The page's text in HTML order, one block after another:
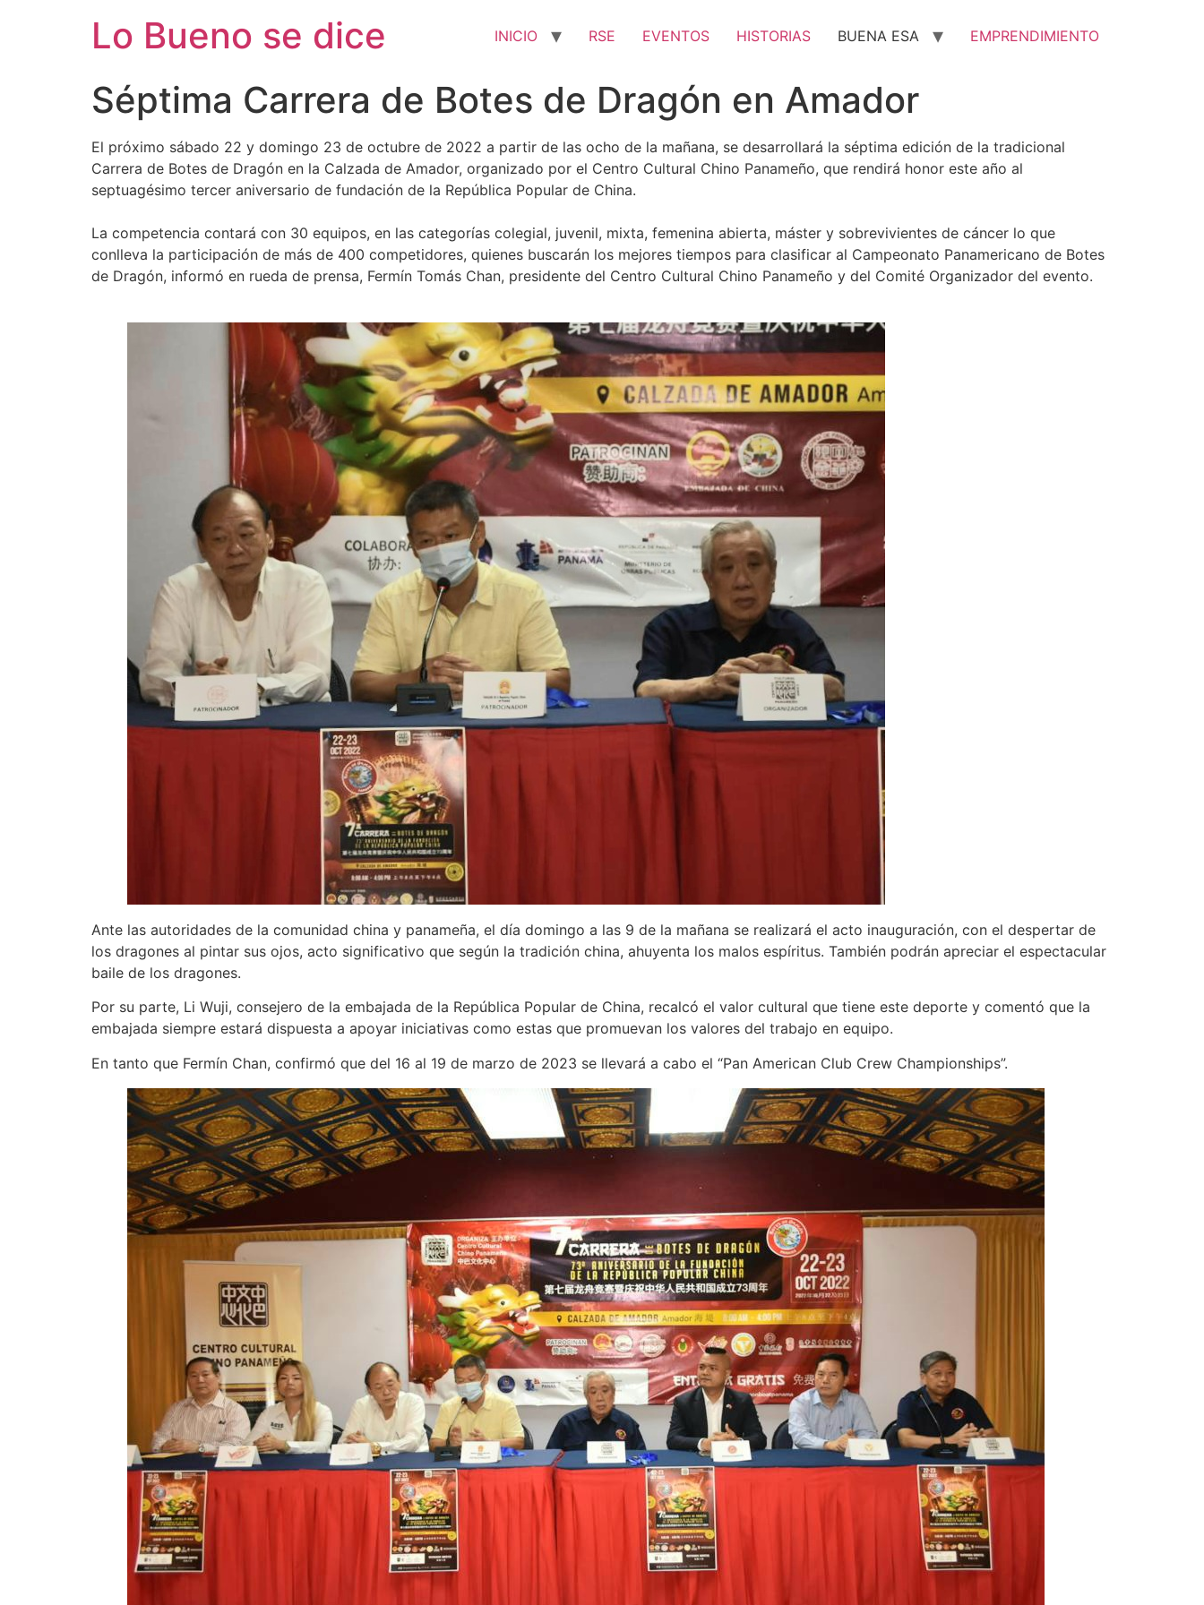
Lo Bueno se dice INICIO RSE EVENTOS HISTORIAS BUENA ESA EMPRENDIMIENTO
Séptima Carrera de Botes de Dragón en Amador
El próximo sábado 22 y domingo 23 de octubre de 2022 a partir de las ocho de la mañana, se desarrollará la séptima edición de la tradicional
Carrera de Botes de Dragón en la Calzada de Amador, organizado por el Centro Cultural Chino Panameño, que rendirá honor este año al
septuagésimo tercer aniversario de fundación de la República Popular de China.
La competencia contará con 30 equipos, en las categorías colegial, juvenil, mixta, femenina abierta, máster y sobrevivientes de cáncer lo que
conlleva la participación de más de 400 competidores, quienes buscarán los mejores tiempos para clasificar al Campeonato Panamericano de Botes
de Dragón, informó en rueda de prensa, Fermín Tomás Chan, presidente del Centro Cultural Chino Panameño y del Comité Organizador del evento.
Ante las autoridades de la comunidad china y panameña, el día domingo a las 9 de la mañana se realizará el acto inauguración, con el despertar de
los dragones al pintar sus ojos, acto significativo que según la tradición china, ahuyenta los malos espíritus. También podrán apreciar el espectacular
baile de los dragones.
Por su parte, Li Wuji, consejero de la embajada de la República Popular de China, recalcó el valor cultural que tiene este deporte y comentó que la
embajada siempre estará dispuesta a apoyar iniciativas como estas que promuevan los valores del trabajo en equipo.
En tanto que Fermín Chan, confirmó que del 16 al 19 de marzo de 2023 se llevará a cabo el “Pan American Club Crew Championships”.